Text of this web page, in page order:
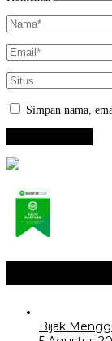
Simpan nama,
Bijak